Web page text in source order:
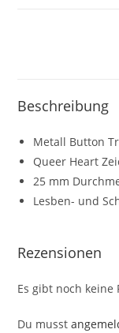
Beschreibung
Metall Button
Queer Heart
25 mm
Lesben- und
Rezensionen
Es gibt noch keine
Du musst